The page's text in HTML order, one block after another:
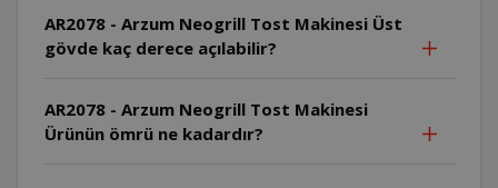
AR2078 - Arzum Neogrill Tost Makinesi Üst
gövde kaç derece açılabilir?
AR2078 - Arzum Neogrill Tost Makinesi
Ürünün ömrü ne kadardır?